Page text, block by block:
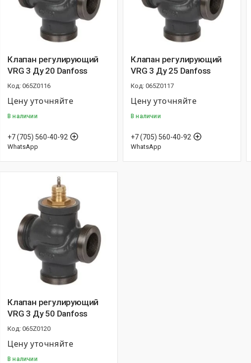
Клапан регулирующий
VRG 3 Ду 20 Danfoss
065Z0116
Цену уточняйте
В наличии
+7 (705) 560-40-92
WhatsApp
Клапан регулирующий
VRG 3 Ду 25 Danfoss
065Z0117
Цену уточняйте
В наличии
+7 (705) 560-40-92
WhatsApp
Клапан регулирующий
VRG 3 Ду 50 Danfoss
065Z0120
Цену уточняйте
В наличии